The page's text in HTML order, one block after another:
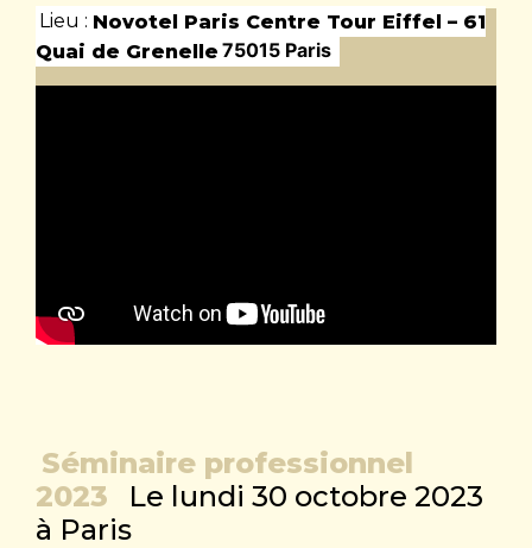
Lieu : Novotel Paris Centre Tour Eiffel – 61
Quai de Grenelle 75015 Paris
Séminaire professionnel
2023
Le lundi 30 octobre 2023
à Paris